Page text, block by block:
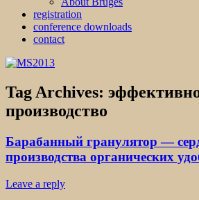
registration
conference downloads
contact
Tag Archives:
производство
Барабанный гранулятор —
производства органических
Leave a reply